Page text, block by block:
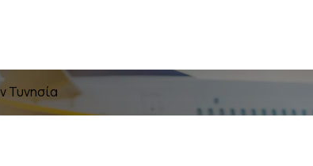
Τυνησία